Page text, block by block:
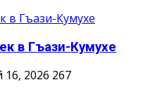
в Гъази-Кумухе
2026 267